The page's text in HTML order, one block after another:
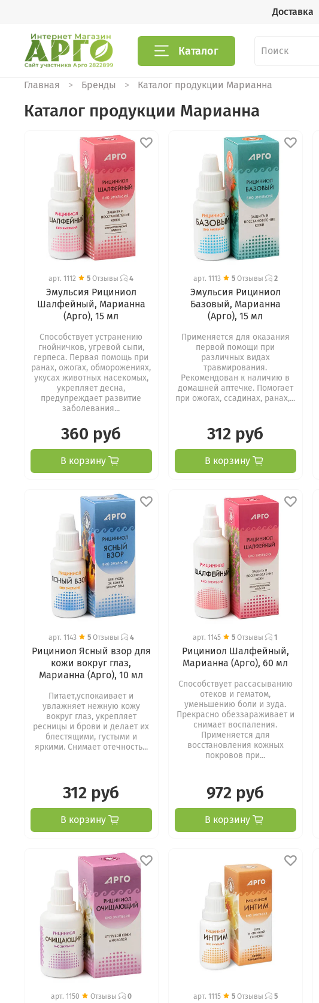
Доставка
Каталог
Главная Бренды Каталог продукции Марианна
Каталог продукции Марианна
арт.1112 5 Отзывы 4
Эмульсия Рициниол
Шалфейный, Марианна
(Арго), 15 мл
Способствует устранению
гнойничков, угревой сыпи,
герпеса. Первая помощь при
ранах, ожогах, обморожениях,
укусах животных насекомых,
укрепляет десна,
предупреждает развитие
заболевания...
360 руб
В корзину
арт. 1113 5Отзывы 2
Эмульсия Рициниол
Базовый, Марианна
(Арго), 15 мл
Применяется для оказания
первой помощи при
различных видах
травмирования.
Рекомендован к наличию в
домашней аптечке. Помогает
при ожогах, ссадинах, ранах,...
312 руб
В корзину
арт. 1143 5Отзывы 4
Рициниол Ясный взор для
кожи вокруг глаз,
Марианна (Арго), 10 мл
Питает,успокаивает и
увлажняет нежную кожу
вокруг глаз, укрепляет
ресницы и брови и делает их
блестящими, густыми и
яркими. Снимает отечность...
312 руб
В корзину
арт.1145 5 Отзывы 1
Рициниол Шалфейный,
Марианна (Арго), 60 мл
Способствует рассасыванию
отеков и гематом,
уменьшению боли и зуда.
Прекрасно обеззараживает и
снимает воспаления.
Применяется для
восстановления кожных
покровов при...
972 руб
В корзину
арт. 1150 Отзывы 0 арт. 1115 5Отзывы 5